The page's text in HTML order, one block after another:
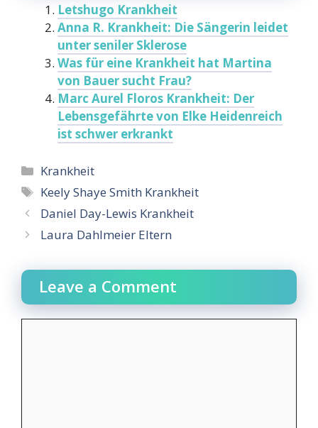
Letshugo Krankheit
Anna R. Krankheit: Die Sängerin leidet
unter seniler Sklerose
Was für eine Krankheit hat Martina
von Bauer sucht Frau?
Marc Aurel Floros Krankheit: Der
Lebensgefährte von Elke Heidenreich
ist schwer erkrankt
Categories
Krankheit
Tags
Keely Shaye Smith Krankheit
Daniel Day-Lewis Krankheit
Laura Dahlmeier Eltern
Leave a Comment